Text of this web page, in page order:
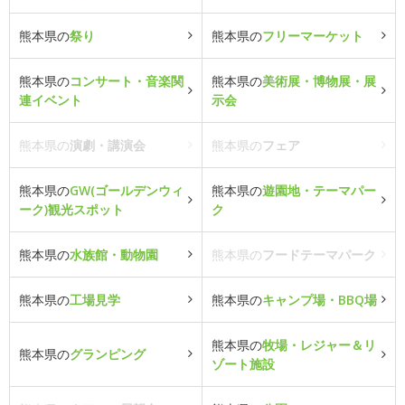
熊本県の祭り 熊本県のフリーマーケット
熊本県のコンサート・音楽関
連イベント
熊本県の美術展・博物展・展
示会
熊本県の演劇・講演会 熊本県のフェア
熊本県のGW(ゴールデンウィ
ーク)観光スポット
熊本県の遊園地・テーマパー
ク
熊本県の水族館・動物園 熊本県のフードテーマパーク
熊本県の工場見学 熊本県のキャンプ場・BBQ場
熊本県のグランピング
熊本県の牧場・レジャー＆リ
ゾート施設